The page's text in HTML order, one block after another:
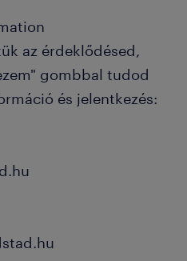
az érdeklődésed,
gombbal tudod
és jelentkezés: